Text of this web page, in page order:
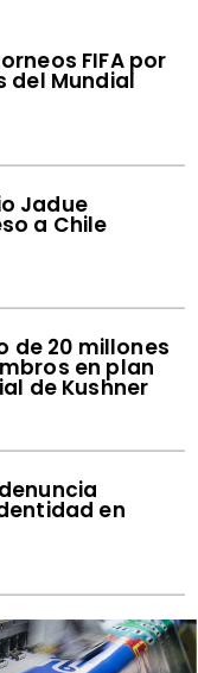
FIFA por
del Mundial
Jadue
a Chile
de 20 millones
en plan
de Kushner
en